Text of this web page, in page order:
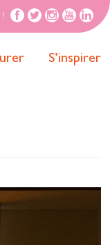
S’inspirer